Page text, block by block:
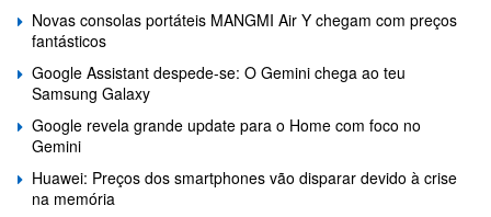
Novas consolas portáteis MANGMI Air Y chegam com preços
fantásticos
Google Assistant despede-se: O Gemini chega ao teu
Samsung Galaxy
Google revela grande update para o Home com foco no
Gemini
Huawei: Preços dos smartphones vão disparar devido à crise
na memória